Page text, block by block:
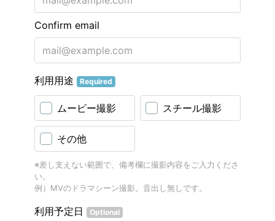
Confirm email
利用用途 Required
ムービー撮影 スチール撮影
その他
※差し支えない範囲で、備考欄に撮影内容をご入力くださ
い。
例）MVのドラマシーン撮影。音出し無しです。
利用予定日 Optional